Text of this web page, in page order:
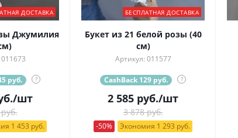
ДОСТАВКА
Джумилия
руб. ?
/шт
1 453 руб.
БЕСПЛАТНАЯ ДОСТАВКА
Букет из 21 белой розы (40
см)
Артикул: 011577
CashBack 129 руб. ?
2 585 руб./шт
3 878 руб.
-50% Экономия 1 293 руб.